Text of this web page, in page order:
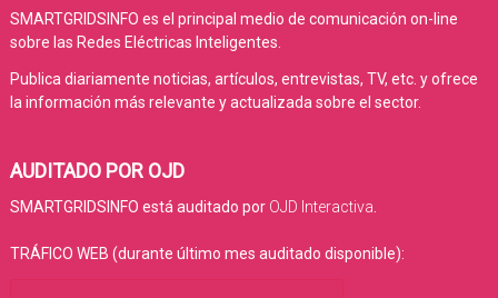
SMARTGRIDSINFO es el principal medio de comunicación on-line
sobre las Redes Eléctricas Inteligentes.
Publica diariamente noticias, artículos, entrevistas, TV, etc. y ofrece
la información más relevante y actualizada sobre el sector.
AUDITADO POR OJD
SMARTGRIDSINFO está auditado por OJD Interactiva
TRÁFICO WEB (durante último mes auditado disponible):